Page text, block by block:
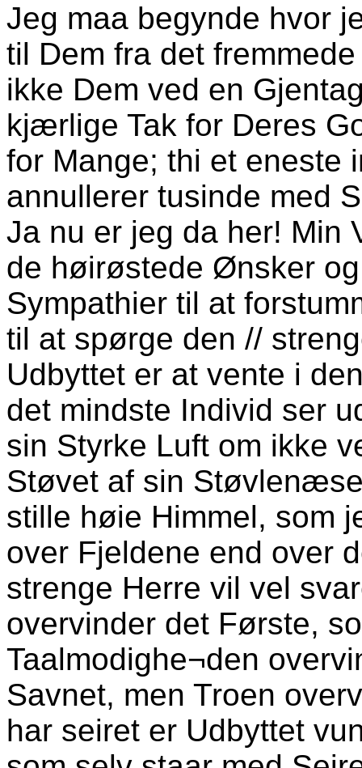
Jeg maa begynde hvor
til Dem fra det
ikke Dem ved en
kjærlige Tak for Deres
for Mange; thi et eneste
annullerer tusinde med
Ja nu er jeg da her! Min
de høirøstede Ønsker
Sympathier til at
til at spørge den //
Udbyttet er at vente i
det mindste Individ ser
sin Styrke Luft om ikke
Støvet af sin
stille høie Himmel, som
over Fjeldene end over
strenge Herre vil vel
overvinder det Første,
Taalmodighe¬den
Savnet, men Troen
har seiret er Udbyttet